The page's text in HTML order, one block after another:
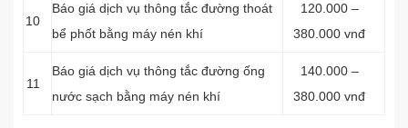
10
Báo giá dịch vụ thông tắc đường thoát
bể phốt bằng máy nén khí
120.000 –
380.000 vnđ
11
Báo giá dịch vụ thông tắc đường ống
nước sạch bằng máy nén khí
140.000 –
380.000 vnđ